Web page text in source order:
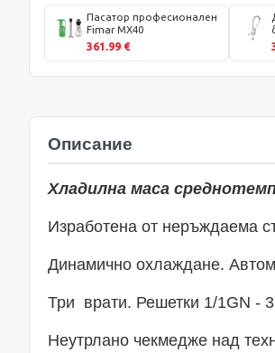
Пасатор професионален
Fimar MX40
361.99 €
Описание
Хладилна маса
Изработена от неръждаема
Динамично охлаждане.
Три врати. Решетки 1/1GN -
Неутрлано чекмедже над